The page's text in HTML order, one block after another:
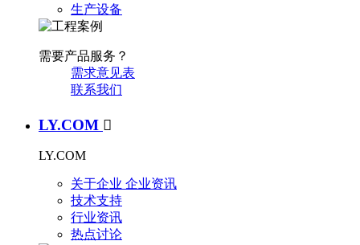
生产设备
需要产品服务？
需求意见表
联系我们
LY.COM 
LY.COM
关于企业 企业资讯
技术支持
行业资讯
热点讨论